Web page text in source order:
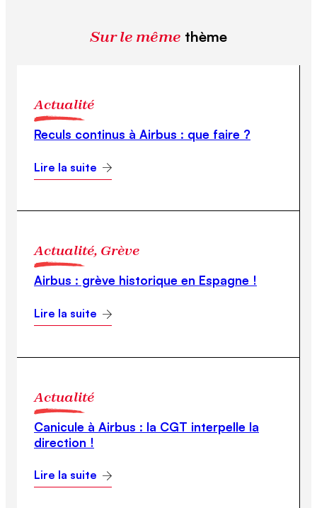
Sur le même thème
Actualité
Reculs continus à Airbus : que faire ?
Lire la suite
Actualité, Grève
Airbus : grève historique en Espagne !
Lire la suite
Actualité
Canicule à Airbus : la CGT interpelle la
direction !
Lire la suite